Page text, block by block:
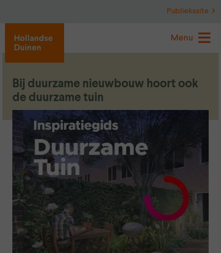
Publiekssite
Menu
Bij duurzame nieuwbouw hoort ook
de duurzame tuin